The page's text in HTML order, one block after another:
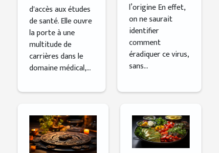
d'accès aux études
de santé. Elle ouvre
la porte à une
multitude de
carrières dans le
domaine médical,...
l’origine En effet,
on ne saurait
identifier
comment
éradiquer ce virus,
sans...